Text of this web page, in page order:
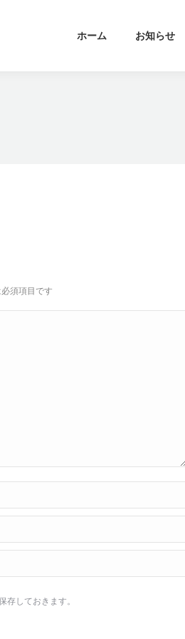
ホーム お知らせ
必須項目です
しておきます。